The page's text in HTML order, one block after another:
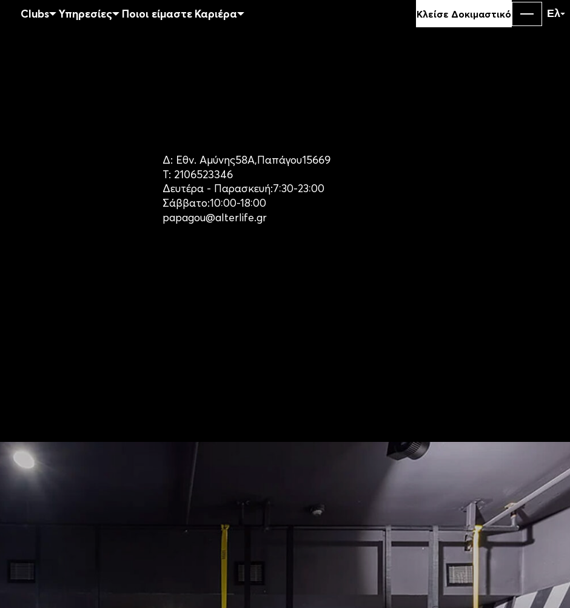
Clubs Υπηρεσίες Ποιοι είμαστε Καριέρα Κλείσε Δοκιμαστικό Ελ
Δ: Εθν. Αμύνης58Α,Παπάγου15669
Τ: 2106523346
Δευτέρα - Παρασκευή:7:30-23:00
Σάββατο:10:00-18:00
papagou@alterlife.gr
90